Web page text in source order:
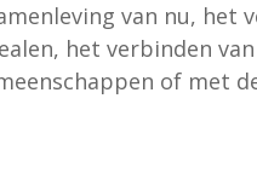
van nu, het
het verbinden
of met